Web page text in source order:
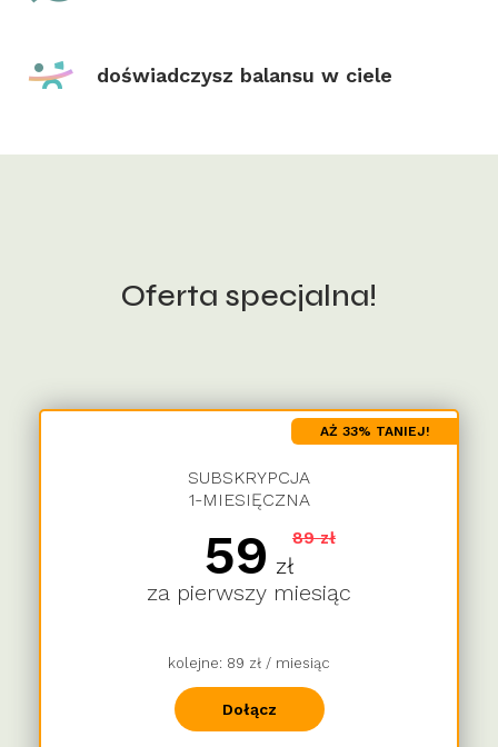
doświadczysz balansu w ciele
Oferta specjalna!
AŻ 33% TANIEJ!
SUBSKRYPCJA
1-MIESIĘCZNA
59 zł
89 zł
za pierwszy miesiąc
kolejne: 89 zł / miesiąc
Dołącz